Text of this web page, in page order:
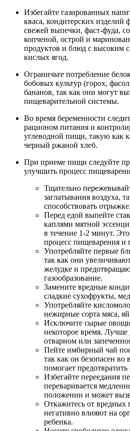
Избегайте газированных
кваса, кондитерских изделий
свежей выпечки, фаст-фуда,
копченой, острой и
продуктов и блюд с высоким
кислых ягод.
Ограничьте потребление
бобовых культур (горох,
бананов, так как они могут
пищеварительной системы.
Во время беременности
рационом питания и
углеводной пищи, такую как
черный ржаной хлеб.
При приеме пищи следуйте
улучшить процесс
Тщательно
заглатывания воздуха,
способствовать отрыжке.
Перед едой выпейте
каплями мятной
в течение 1-2 минут.
процесс пищеварения и
Употребляйте первые
так как они
желудке и
газообразование.
Замените вредные
сладкие сухофрукты,
Употребляйте
нежирные сорта мяса,
Исключите сырые
некоторое время. Лучше
отварном или
Пейте имбирный чай
так как он безопасен во
помогает
Избегайте переедания
переваривается
положении и может
Откажитесь от вредных
негативно влияют на
ребенка.